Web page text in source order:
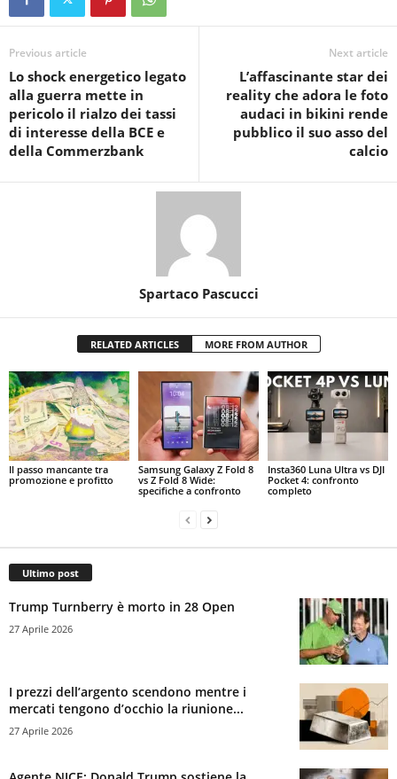
Previous article
Lo shock energetico legato
alla guerra mette in
pericolo il rialzo dei tassi
di interesse della BCE e
della Commerzbank
Next article
L’affascinante star dei
reality che adora le foto
audaci in bikini rende
pubblico il suo asso del
calcio
Spartaco Pascucci
RELATED ARTICLES MORE FROM AUTHOR
Il passo mancante tra
promozione e profitto
Samsung Galaxy Z Fold 8
vs Z Fold 8 Wide:
specifiche a confronto
Insta360 Luna Ultra vs DJI
Pocket 4: confronto
completo
Ultimo post
Trump Turnberry è morto in 28 Open
27 Aprile 2026
I prezzi dell’argento scendono mentre i
mercati tengono d’occhio la riunione...
27 Aprile 2026